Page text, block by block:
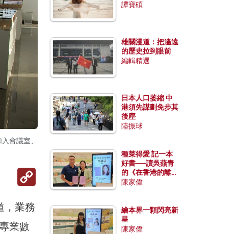
會議室、
Copy
，業務
業數
譚寶碩
雄關漫道：把遙遠
的歷史拉到眼前
編輯精選
日本人口萎縮 中
港須先謀劃免步其
後塵
陸振球
種菜得愛 記一本
好書──讀吳燕青
的《在香港的離島
種菜》
陳家偉
繪本界一顆閃亮新
星
陳家偉